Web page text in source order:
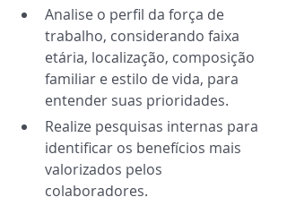
Analise o perfil da força de
trabalho, considerando faixa
etária, localização, composição
familiar e estilo de vida, para
entender suas prioridades.
Realize pesquisas internas para
identificar os benefícios mais
valorizados pelos
colaboradores.